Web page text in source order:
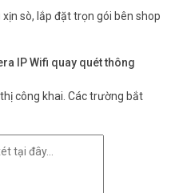
Ezviz bảo hành đến 24 tháng
Ezviz TY1, bạn sẽ không phải
hoặc để được tư vấn và
hệ để được hỗ trợ nhanh nhất.
sò, lắp đặt trọn gói bên shop
IP Wifi quay quét thông
công khai. Các trường bắt